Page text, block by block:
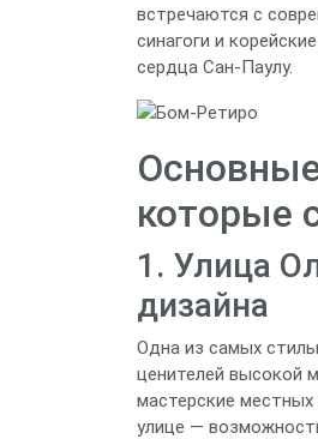
встречаются с
синагоги и
сердца Сан‑Паулу.
которые
1. Улица
дизайна
Одна из самых
ценителей высокой
мастерские
улице —